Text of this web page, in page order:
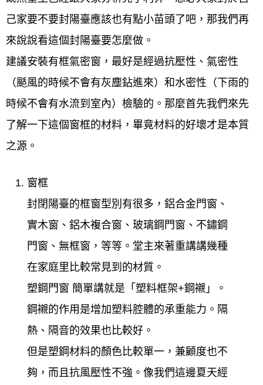
己家要不要封陽臺應該也有點小苗頭了吧，那我們再
來說說看這個封陽臺要怎麼做。
建議安裝有框氣密窗，最好是經過抗壓性、氣密性
（颳風的時候不會有灰塵鉆進來）和水密性（下雨的
時候不會有水流到室內）檢驗的。那麼首先我們來先
了解一下這個窗框的材料，畢竟材料的好壞才是本質
之源。
窗框
封閉陽臺的框窗型別有很多，鋁合金門窗、
實木窗、鋁木複合窗、玻璃鋼門窗、不鏽鋼
門窗、無框窗，等等。堂主來著重講講幾種
在家庭里比較常見到的材質。
塑鋼門窗 簡單講就是「塑料框架+鋼襯」。
鋼襯的作用是增加塑料腔體的承重能力。隔
熱、隔音的效果也比較好。
但是塑鋼材料的顏色比較單一，兼顧度也不
夠，而且抗風壓性不強。像我們這邊夏天經